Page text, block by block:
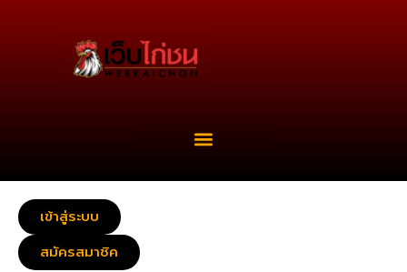
เข้าสู่ระบบ
สมัครสมาชิค